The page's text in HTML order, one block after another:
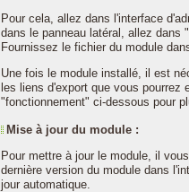
Pour cela, allez dans l'interface
dans le panneau latéral, allez
Fournissez le fichier du module
Une fois le module installé, il est
les liens d'export que vous pourrez
"fonctionnement" ci-dessous pour
Mise à jour du module :
Pour mettre à jour le module, il
dernière version du module dans
jour automatique.